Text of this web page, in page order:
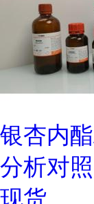
银杏内
分析对
现货